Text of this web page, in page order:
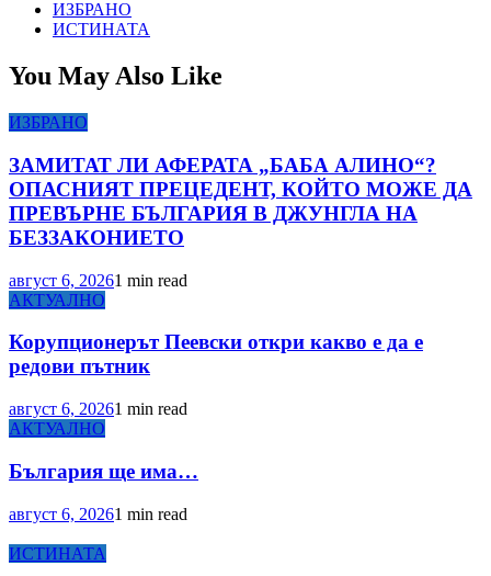
ИЗБРАНО
ИСТИНАТА
You May Also Like
ИЗБРАНО
ЗАМИТАТ ЛИ АФЕРАТА „БАБА АЛИНО“?
ОПАСНИЯТ ПРЕЦЕДЕНТ, КОЙТО МОЖЕ ДА
ПРЕВЪРНЕ БЪЛГАРИЯ В ДЖУНГЛА НА
БЕЗЗАКОНИЕТО
август 6, 20261 min read
АКТУАЛНО
Корупционерът Пеевски откри какво е да е
редови пътник
август 6, 20261 min read
АКТУАЛНО
България ще има…
август 6, 20261 min read
ИСТИНАТА